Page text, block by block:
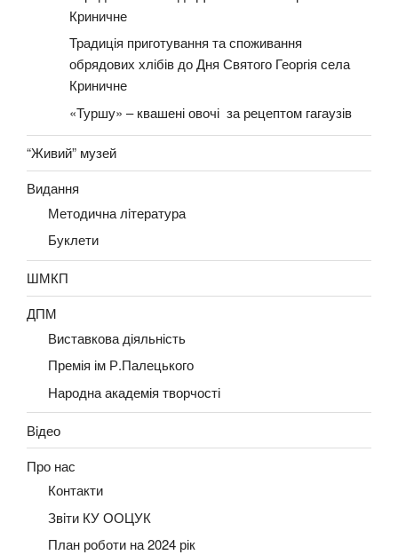
Криничне
Традиція приготування та споживання
обрядових хлібів до Дня Святого Георгія села
Криничне
«Туршу» – квашені овочі за рецептом гагаузів
“Живий” музей
Видання
Методична лiтература
Буклети
ШМКП
ДПМ
Виставкова діяльність
Премія ім Р.Палецького
Народна академія творчості
Вiдео
Про нас
Контакти
Звiти КУ ООЦУК
План роботи на 2024 рік